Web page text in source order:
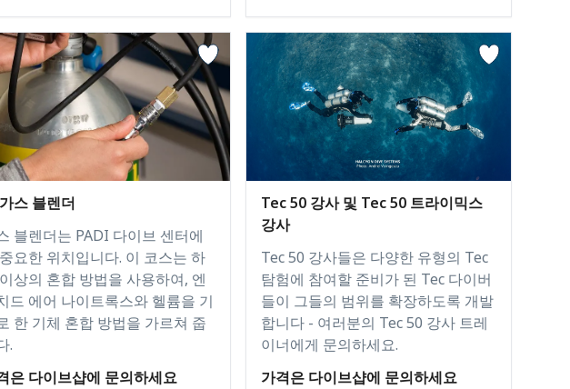
스 블렌더
블렌더는 PADI 다이브 센터에
요한 위치입니다. 이 코스는 하
상의 혼합 방법을 사용하여, 엔
드 에어 나이트록스와 헬륨을 기
한 기체 혼합 방법을 가르쳐 줍
.
은 다이브샵에 문의하세요
Tec 50 강사 및 Tec 50 트라이믹스
강사
Tec 50 강사들은 다양한 유형의 Tec
탐험에 참여할 준비가 된 Tec 다이버
들이 그들의 범위를 확장하도록 개발
합니다 - 여러분의 Tec 50 강사 트레
이너에게 문의하세요.
가격은 다이브샵에 문의하세요